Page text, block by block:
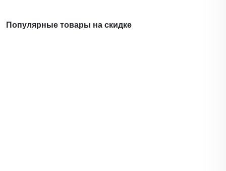
Популярные товары на скидке